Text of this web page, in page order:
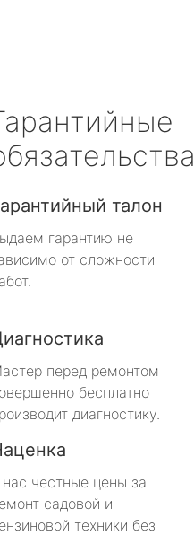
талон
гарантию не
от сложности
перед ремонтом
бесплатно
диагностику.
честные цены за
садовой и
техники без